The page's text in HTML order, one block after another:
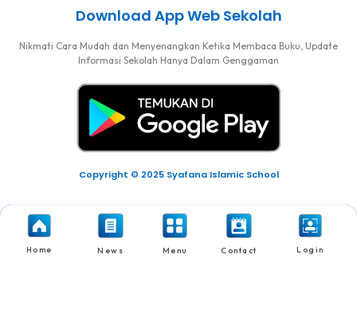
Download App Web Sekolah
Nikmati Cara Mudah dan Menyenangkan Ketika Membaca Buku, Update
Informasi Sekolah Hanya Dalam Genggaman
Copyright © 2025 Syafana Islamic School
Home News Menu Contact Login